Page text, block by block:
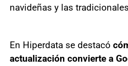
navideñas y las
En Hiperdata se destacó
actualización convierte a